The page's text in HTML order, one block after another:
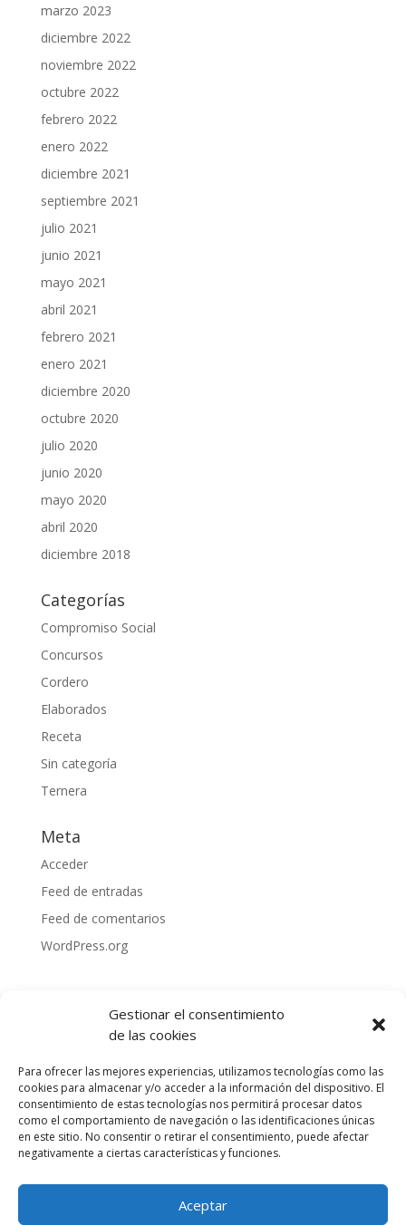
Gestionar el consentimiento
de las cookies
Para ofrecer las mejores experiencias, utilizamos tecnologías como las
cookies para almacenar y/o acceder a la información del dispositivo. El
consentimiento de estas tecnologías nos permitirá procesar datos
como el comportamiento de navegación o las identificaciones únicas
en este sitio. No consentir o retirar el consentimiento, puede afectar
negativamente a ciertas características y funciones.
Aceptar
marzo 2023
diciembre 2022
noviembre 2022
octubre 2022
febrero 2022
enero 2022
diciembre 2021
septiembre 2021
julio 2021
junio 2021
mayo 2021
abril 2021
febrero 2021
enero 2021
diciembre 2020
octubre 2020
julio 2020
junio 2020
mayo 2020
abril 2020
diciembre 2018
Categorías
Compromiso Social
Concursos
Cordero
Elaborados
Receta
Sin categoría
Ternera
Meta
Acceder
Feed de entradas
Feed de comentarios
WordPress.org
Política de cookies